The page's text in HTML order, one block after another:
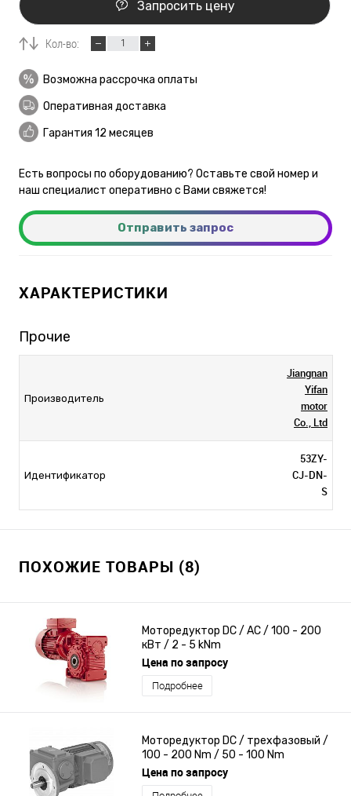
Запросить цену
Кол-во:
Возможна рассрочка оплаты
Оперативная доставка
Гарантия 12 месяцев
Есть вопросы по оборудованию? Оставьте свой номер и
наш специалист оперативно с Вами свяжется!
Отправить запрос
ХАРАКТЕРИСТИКИ
Прочие
Производитель
Jiangnan
Yifan
motor
Co., Ltd
Идентификатор
53ZY-
CJ-DN-
S
ПОХОЖИЕ ТОВАРЫ (8)
Моторедуктор DC / AC / 100 - 200
кВт / 2 - 5 kNm
Цена по запросу
Подробнее
Моторедуктор DC / трехфазовый /
100 - 200 Nm / 50 - 100 Nm
Цена по запросу